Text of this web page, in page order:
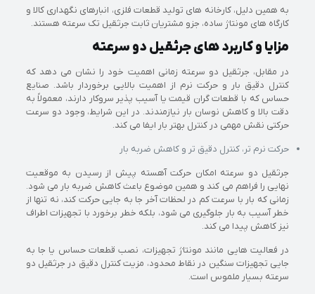
به همین دلیل، کارخانه‌ های تولید قطعات فلزی، انبارهای نگهداری کالا و
کارگاه‌ های مونتاژ ساده، جزو مشتریان ثابت جرثقیل تک‌ سرعته هستند.
مزایا و کاربرد های جرثقیل دو سرعته
در مقابل، جرثقیل دو سرعته زمانی اهمیت خود را نشان می‌ دهد که
کنترل دقیق بار و حرکت نرم از اهمیت بالایی برخوردار باشد. صنایع
حساس که با قطعات گران‌ قیمت یا آسیب‌ پذیر سروکار دارند، معمولاً به
دقت بالا و کاهش نوسان بار نیازمندند. در این شرایط، وجود دو سرعت
حرکتی نقش مهمی در کنترل بهتر بار ایفا می‌ کند.
حرکت نرم‌ تر، کنترل دقیق‌ تر و کاهش ضربه بار
جرثقیل دو سرعته امکان حرکت آهسته پیش از رسیدن به موقعیت
نهایی را فراهم می‌ کند و همین موضوع باعث کاهش ضربه بار می‌ شود.
زمانی که بار با سرعت کم در لحظات آخر جا به‌ جایی حرکت کند، نه‌ تنها از
خطر آسیب به بار جلوگیری می‌ شود، بلکه خطر برخورد با تجهیزات اطراف
نیز کاهش پیدا می‌ کند.
در فعالیت‌ هایی مانند مونتاژ تجهیزات، نصب قطعات حساس یا جا به‌
جایی تجهیزات سنگین در نقاط محدود، مزیت کنترل دقیق در جرثقیل دو
سرعته بسیار ملموس است.